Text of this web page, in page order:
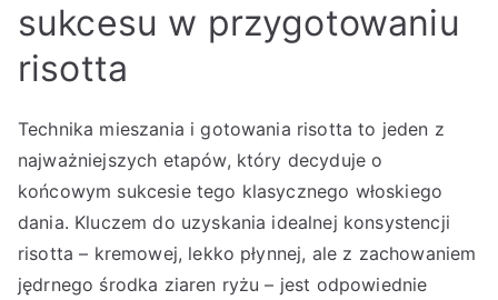
sukcesu w przygotowaniu
risotta
Technika mieszania i gotowania risotta to jeden z
najważniejszych etapów, który decyduje o
końcowym sukcesie tego klasycznego włoskiego
dania. Kluczem do uzyskania idealnej konsystencji
risotta – kremowej, lekko płynnej, ale z zachowaniem
jędrnego środka ziaren ryżu – jest odpowiednie